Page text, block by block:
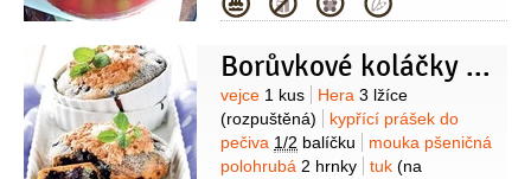
těsto: vejce4 kusy
mouka pšeničná
Na krém:
máslo1/2kostky
cukr
moučkový
1/2 hrnku
cukr vanilkový
1 balíček
Borůvkové koláčky s kokosovým sněhem
Suroviny
vejce 1 kus Hera 3 lžíce
(rozpuštěná)
kypřící prášek do
pečiva 1/2 balíčku
mouka pšeničná
polohrubá 2 hrnky tuk (na